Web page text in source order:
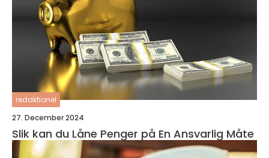
redaktionel
27. December 2024
Slik kan du Låne Penger på En Ansvarlig Måte